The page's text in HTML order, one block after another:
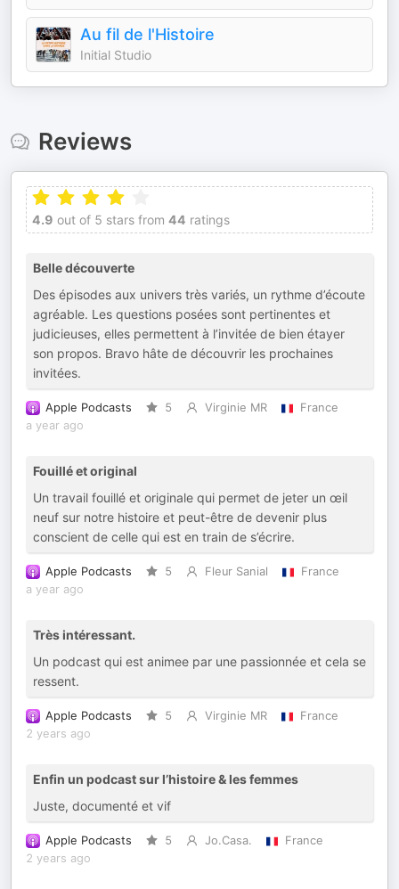
Au fil de l'Histoire
Initial Studio
Reviews
4.9 out of 5 stars from 44 ratings
Belle découverte
Des épisodes aux univers très variés, un rythme d’écoute
agréable. Les questions posées sont pertinentes et
judicieuses, elles permettent à l’invitée de bien étayer
son propos. Bravo hâte de découvrir les prochaines
invitées.
Apple Podcasts 5 Virginie MR
France
a year ago
Fouillé et original
Un travail fouillé et originale qui permet de jeter un œil
neuf sur notre histoire et peut-être de devenir plus
conscient de celle qui est en train de s’écrire.
Apple Podcasts 5 Fleur Sanial
France
a year ago
Très intéressant.
Un podcast qui est animee par une passionnée et cela se
ressent.
Apple Podcasts 5 Virginie MR
France
2 years ago
Enfin un podcast sur l’histoire & les femmes
Juste, documenté et vif
Apple Podcasts 5 Jo.Casa.
France
2 years ago